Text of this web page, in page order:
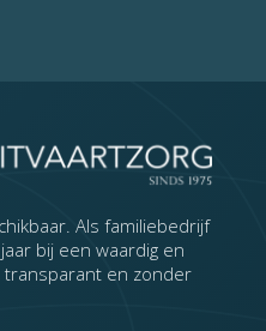
Als familiebedrijf
bij een waardig en
transparant en zonder